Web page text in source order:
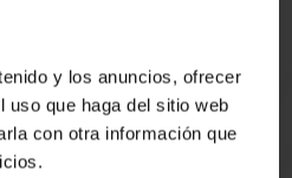
y los anuncios, ofrecer
que haga del sitio web
con otra información que